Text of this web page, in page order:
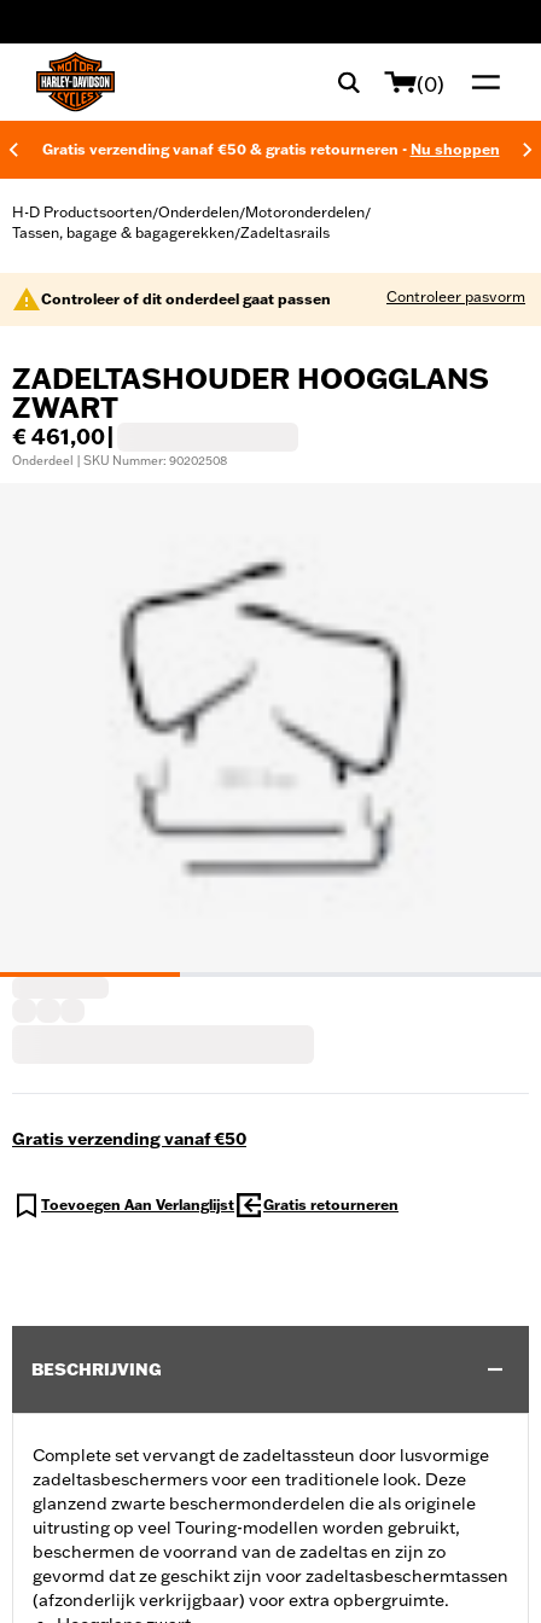
(0)
Gratis verzending vanaf €50 & gratis retourneren - Nu shoppen
H-D Productsoorten/Onderdelen/Motoronderdelen/
Tassen, bagage & bagagerekken/Zadeltasrails
Controleer of dit onderdeel gaat passen Controleer pasvorm
ZADELTASHOUDER HOOGGLANS
ZWART
€ 461,00
Onderdeel | SKU Nummer: 90202508
Gratis verzending vanaf €50
Toevoegen Aan Verlanglijst Gratis retourneren
BESCHRIJVING
Complete set vervangt de zadeltassteun door lusvormige
zadeltasbeschermers voor een traditionele look. Deze
glanzend zwarte beschermonderdelen die als originele
uitrusting op veel Touring-modellen worden gebruikt,
beschermen de voorrand van de zadeltas en zijn zo
gevormd dat ze geschikt zijn voor zadeltasbeschermtassen
(afzonderlijk verkrijgbaar) voor extra opbergruimte.